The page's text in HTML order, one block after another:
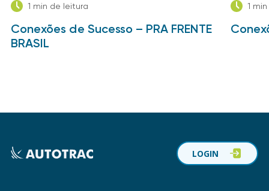
1 min de leitura
Conexões de Sucesso – PRA FRENTE
BRASIL
1
LOGIN